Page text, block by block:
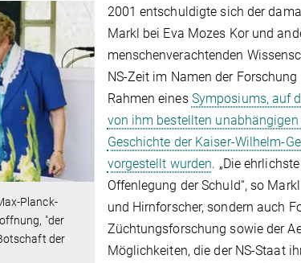
Planck-
"der
der
2001 entschuldigte sich der
Markl bei Eva Mozes Kor und
menschenverachtenden
NS-Zeit im Namen der
Rahmen eines Symposiums, auf
von ihm bestellten
Geschichte der Kaiser-Wilhelm-
vorgestellt wurden. „Die
Offenlegung der Schuld“, so
und Hirnforscher, sondern auch
Züchtungsforschung sowie der
Möglichkeiten, die der NS-Staat